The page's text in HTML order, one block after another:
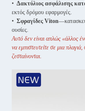
• Δακτύλιος ασφάλισης
εκτός δρόμου εφαρμογές.
• Σφραγίδες Viton
ουσίες.
Αυτό δεν είναι απλώς «άλλος
να εμπιστευτείτε σε μια
ζεσταίνονται.